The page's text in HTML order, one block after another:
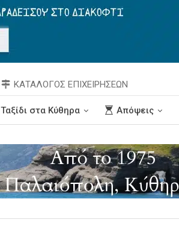
ΚΑΤΑΛΟΓΟΣ ΕΠΙΧΕΙΡΗΣΕΩΝ
Ταξίδι στα Κύθηρα Απόψεις